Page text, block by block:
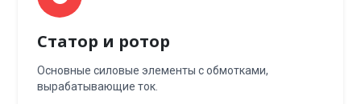
Статор и ротор
Основные силовые элементы с обмотками,
вырабатывающие ток.